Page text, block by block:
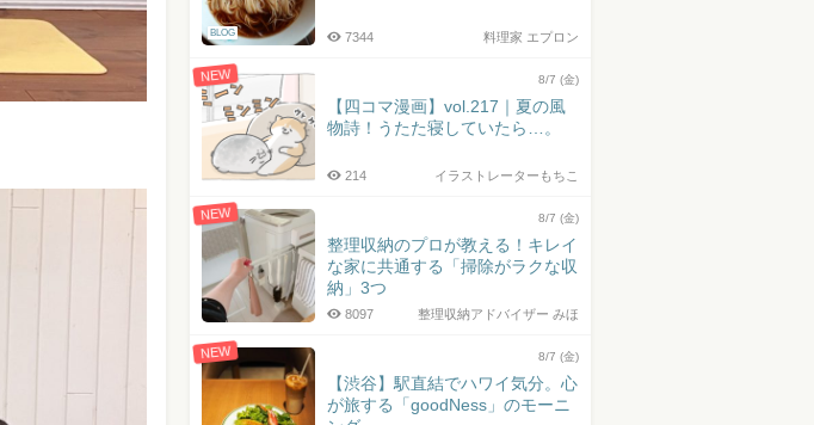
BLOG 料理家 エプロン
7344
NEW 8/7 (金)
【四コマ漫画】vol.217｜夏の風
物詩！うたた寝していたら…。
イラストレーターもちこ
214
NEW 8/7 (金)
整理収納のプロが教える！キレイ
な家に共通する「掃除がラクな収
納」3つ
整理収納アドバイザー みほ
8097
NEW 8/7 (金)
【渋谷】駅直結でハワイ気分。心
が旅する「goodNess」のモーニ